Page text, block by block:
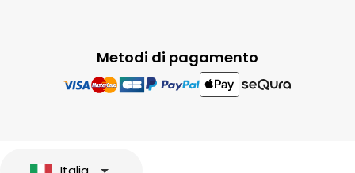
Metodi di pagamento